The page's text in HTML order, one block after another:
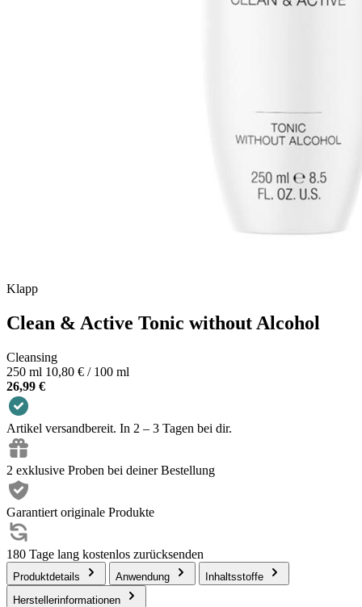
Klapp
Clean & Active Tonic without Alcohol
Cleansing
250 ml 10,80 € / 100 ml
26,99 €
Artikel versandbereit. In 2 – 3 Tagen bei dir.
2 exklusive Proben bei deiner Bestellung
Garantiert originale Produkte
180 Tage lang kostenlos zurücksenden
Produktdetails Anwendung
Inhaltsstoffe
Herstellerinformationen